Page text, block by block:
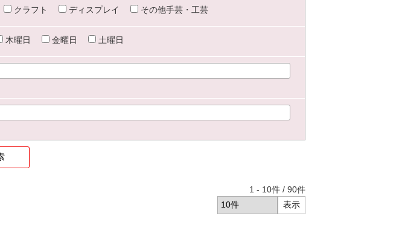
クラフト ディスプレイ その他手芸・工芸
木曜日 金曜日 土曜日
1 - 10件 / 90件